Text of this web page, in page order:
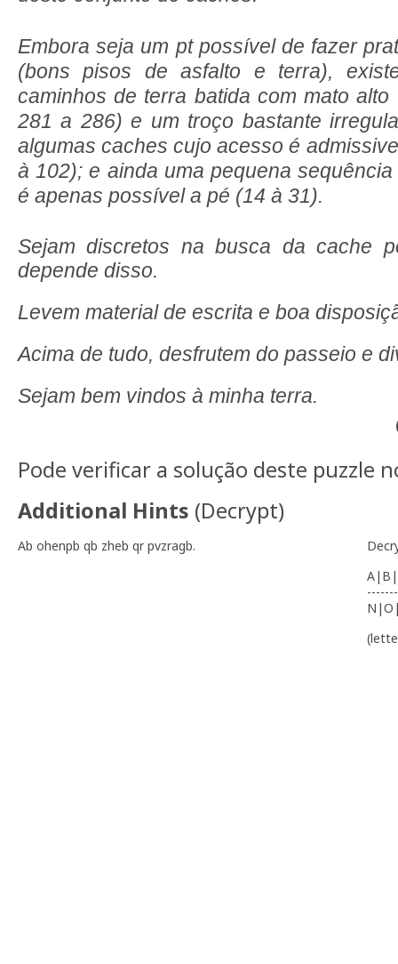
Embora seja um pt possível de fazer
(bons pisos de asfalto e terra),
caminhos de terra batida com mato
281 a 286) e um troço bastante
algumas caches cujo acesso é
à 102); e ainda uma pequena
é apenas possível a pé (14 à 31).
Sejam discretos na busca da cache
depende disso.
Levem material de escrita e boa
Acima de tudo, desfrutem do passeio e
Sejam bem vindos à minha terra.
Pode verificar a solução deste puzzle
Additional Hints (Decrypt)
Ab ohenpb qb zheb qr pvzragb.